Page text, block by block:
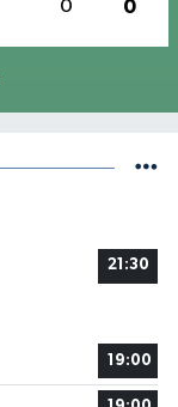
0 0
21:30
19:00